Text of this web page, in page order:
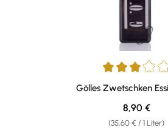
Durchschnittliche Bewertung von
Gölles Zwetschken
(35,60 € / 1 Liter)
Regulärer
8,90 €